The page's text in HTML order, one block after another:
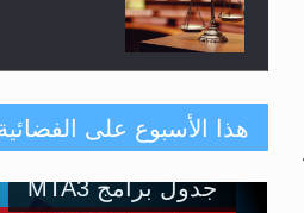
سورة
المسيحهذا الأسبوع على
جدول برامج MTA3